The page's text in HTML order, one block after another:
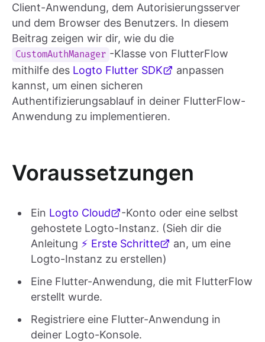
Client-Anwendung, dem Autorisierungsserver
und dem Browser des Benutzers. In diesem
Beitrag zeigen wir dir, wie du die
CustomAuthManager -Klasse von FlutterFlow
mithilfe des Logto Flutter SDK
anpassen
kannst, um einen sicheren
Authentifizierungsablauf in deiner FlutterFlow-
Anwendung zu implementieren.
Voraussetzungen
Ein Logto Cloud
-Konto oder eine selbst
gehostete Logto-Instanz. (Sieh dir die
Anleitung ⚡ Erste Schritte
an, um eine
Logto-Instanz zu erstellen)
Eine Flutter-Anwendung, die mit FlutterFlow
erstellt wurde.
Registriere eine Flutter-Anwendung in
deiner Logto-Konsole.